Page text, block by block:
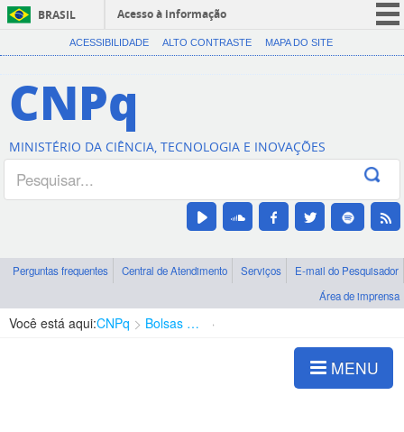
BRASIL
Acesso à informação
CORONAVÍRUS (COVID-19)
Canais
ACESSIBILIDADE ALTO CONTRASTE MAPA DO SITE
CNPq
MINISTÉRIO DA CIÊNCIA, TECNOLOGIA E INOVAÇÕES
Perguntas frequentes Central de Atendimento Serviços
E-mail do Pesquisador
Área de imprensa
Você está aqui:CNPq Bolsas e Auxílios Vigentes
MENU